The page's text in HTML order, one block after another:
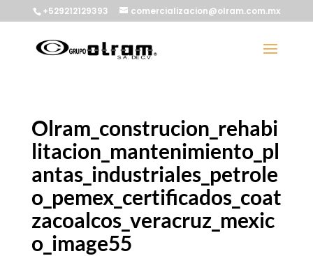
+529212129393 comercializacion@olram.com.mx
Olram_construcion_rehabi
litacion_mantenimiento_pl
antas_industriales_petrole
o_pemex_certificados_coat
zacoalcos_veracruz_mexic
o_image55